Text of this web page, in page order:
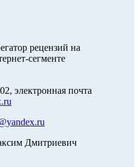
рецензий на
сегменте
электронная почта
Дмитриевич